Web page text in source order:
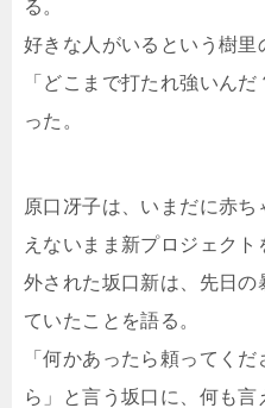
る。
好きな人がいるという樹里
「どこまで打たれ強いん
った。
原口冴子は、いまだに赤
えないまま新プロジェクト
外された坂口新は、先日の
ていたことを語る。
「何かあったら頼ってく
ら」と言う坂口に、何も言